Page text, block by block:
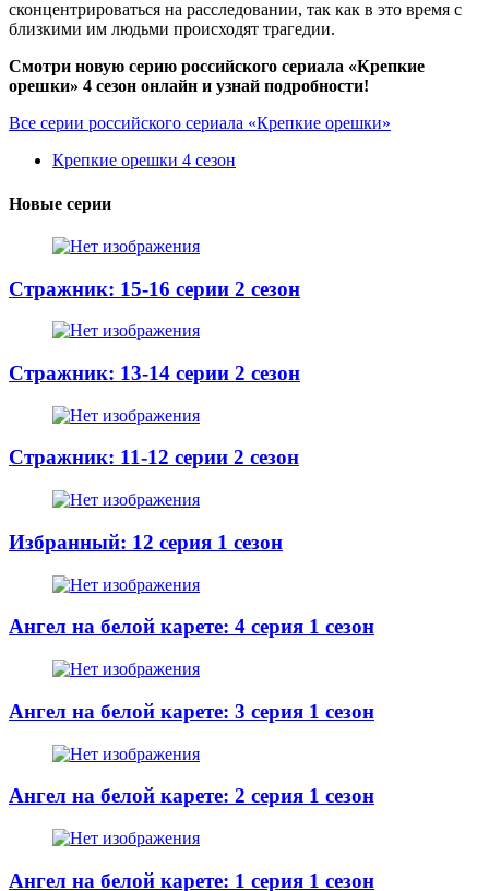
сконцентрироваться на расследовании, так как в это время с
близкими им людьми происходят трагедии.
Смотри новую серию российского сериала «Крепкие
орешки» 4 сезон онлайн и узнай подробности!
Все серии российского сериала «Крепкие орешки»
Крепкие орешки 4 сезон
Новые серии
Стражник: 15-16 серии 2 сезон
Стражник: 13-14 серии 2 сезон
Стражник: 11-12 серии 2 сезон
Избранный: 12 серия 1 сезон
Ангел на белой карете: 4 серия 1 сезон
Ангел на белой карете: 3 серия 1 сезон
Ангел на белой карете: 2 серия 1 сезон
Ангел на белой карете: 1 серия 1 сезон